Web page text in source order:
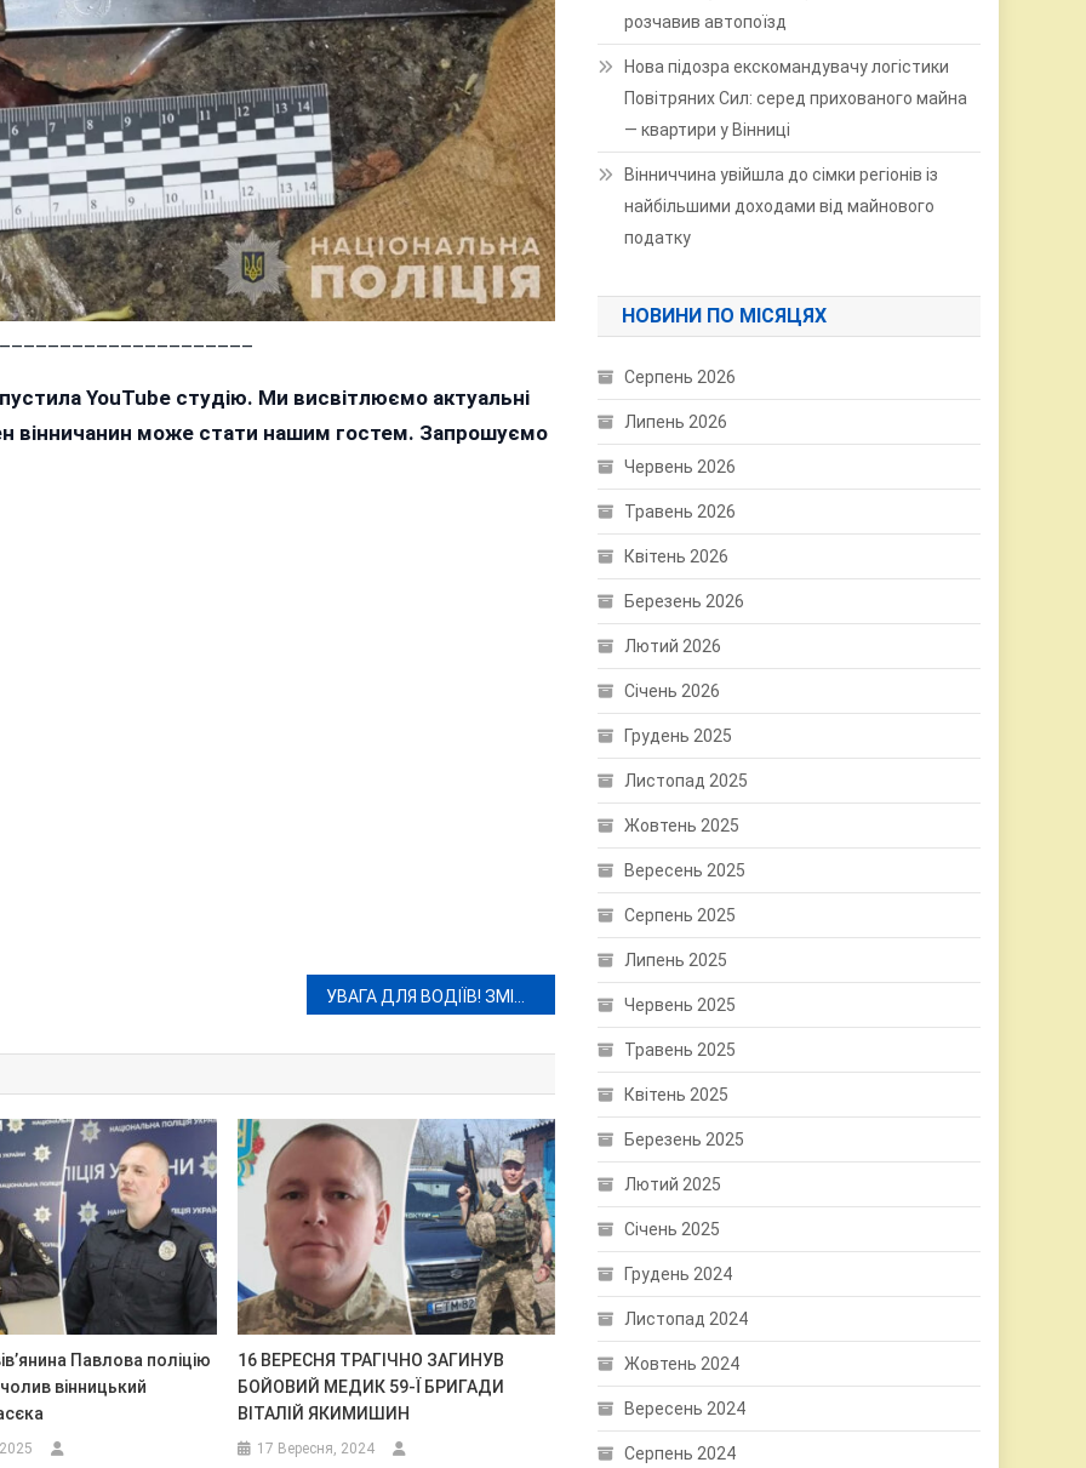
YouTube студію. Ми висвітлюємо актуальні
вінничанин може стати нашим гостем. Запрошуємо
Павлова поліцію
вінницький
16 ВЕРЕСНЯ ТРАГІЧНО ЗАГИНУВ
БОЙОВИЙ МЕДИК 59-Ї БРИГАДИ
ВІТАЛІЙ ЯКИМИШИН
17 Вересня, 2024
розчавив автопоїзд
Нова підозра екскомандувачу логістики
Повітряних Сил: серед прихованого майна
— квартири у Вінниці
Вінниччина увійшла до сімки регіонів із
найбільшими доходами від майнового
податку
НОВИНИ ПО МІСЯЦЯХ
Серпень 2026
Липень 2026
Червень 2026
Травень 2026
Квітень 2026
Березень 2026
Лютий 2026
Січень 2026
Грудень 2025
Листопад 2025
Жовтень 2025
Вересень 2025
Серпень 2025
Липень 2025
Червень 2025
Травень 2025
Квітень 2025
Березень 2025
Лютий 2025
Січень 2025
Грудень 2024
Листопад 2024
Жовтень 2024
Вересень 2024
Серпень 2024